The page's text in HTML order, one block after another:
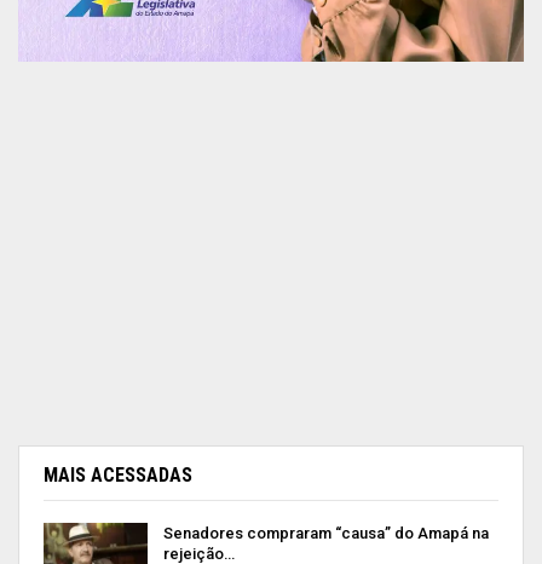
MAIS ACESSADAS
Senadores compraram “causa” do Amapá na
rejeição…